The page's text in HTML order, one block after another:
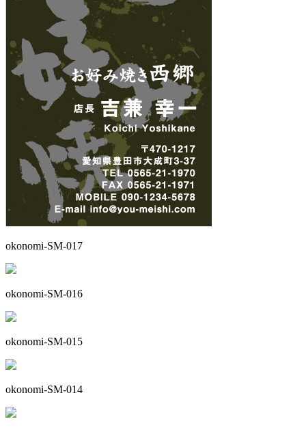
okonomi-SM-017
okonomi-SM-016
okonomi-SM-015
okonomi-SM-014